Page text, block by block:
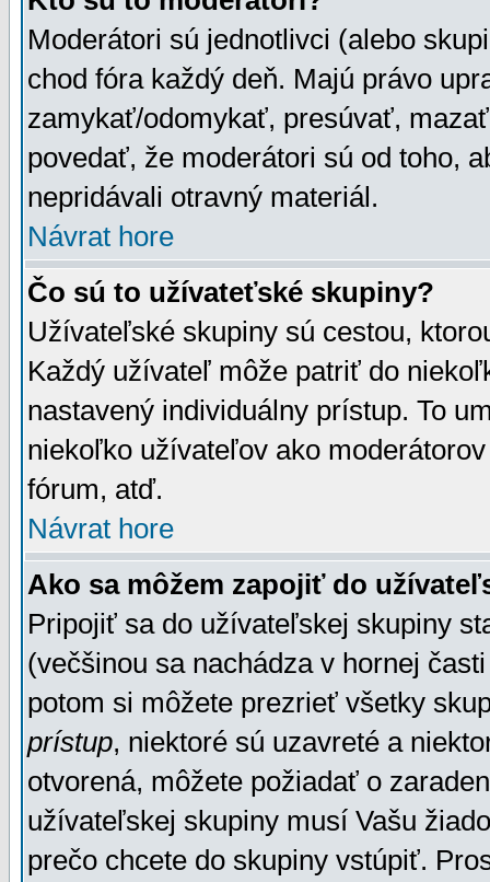
Moderátori sú jednotlivci (alebo
chod fóra každý deň. Majú právo
zamykať/odomykať, presúvať,
povedať, že moderátori sú od toho,
nepridávali otravný materiál.
Návrat hore
Čo sú to užívateťské skupiny?
Užívateľské skupiny sú cestou,
Každý užívateľ môže patriť do
nastavený individuálny prístup. To
niekoľko užívateľov ako
fórum, atď.
Návrat hore
Ako sa môžem zapojiť do
Pripojiť sa do užívateľskej skupiny
(večšinou sa nachádza v hornej
potom si môžete prezrieť všetky
prístup, niektoré sú uzavreté a
otvorená, môžete požiadať o
užívateľskej skupiny musí Vašu
prečo chcete do skupiny vstúpiť.